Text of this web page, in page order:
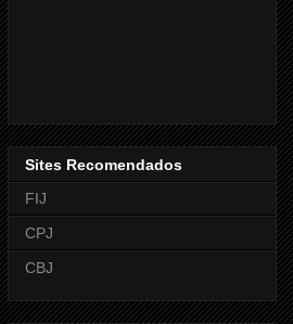
Sites Recomendados
FIJ
CPJ
CBJ